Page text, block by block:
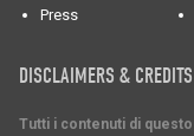
Press
DISCLAIMERS & CREDITS
Tutti i contenuti di